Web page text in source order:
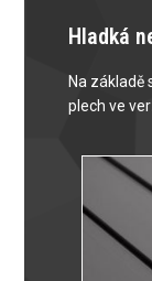
Hladká
Na
plech ve